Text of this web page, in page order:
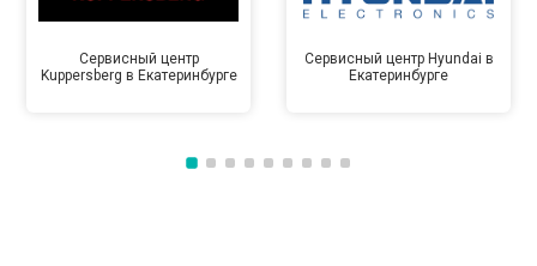
Сервисный центр
Kuppersberg в Екатеринбурге
Сервисный центр Hyundai в
Екатеринбурге